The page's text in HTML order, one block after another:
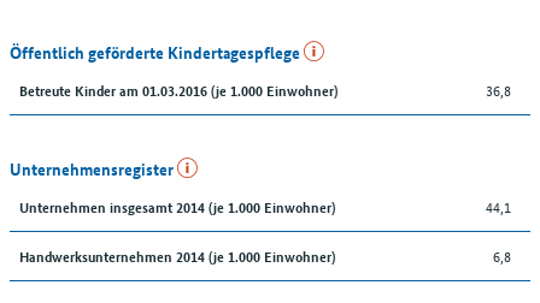
Öffentlich geförderte Kindertagespflege
Betreute Kinder am 01.03.2016 (je 1.000 Einwohner) 36,8
Unternehmensregister
Unternehmen insgesamt 2014 (je 1.000 Einwohner) 44,1
Handwerksunternehmen 2014 (je 1.000 Einwohner) 6,8